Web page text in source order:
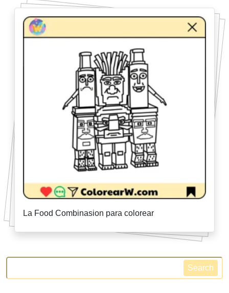
La Food Combinasion para colorear
Search